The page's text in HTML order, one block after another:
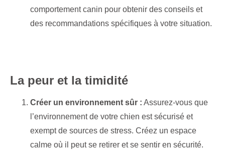
comportement canin pour obtenir des conseils et
des recommandations spécifiques à votre situation.
La peur et la timidité
Créer un environnement sûr : Assurez-vous que
l’environnement de votre chien est sécurisé et
exempt de sources de stress. Créez un espace
calme où il peut se retirer et se sentir en sécurité.